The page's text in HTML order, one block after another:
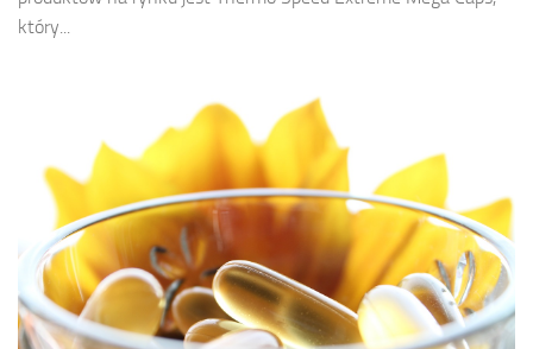
który...